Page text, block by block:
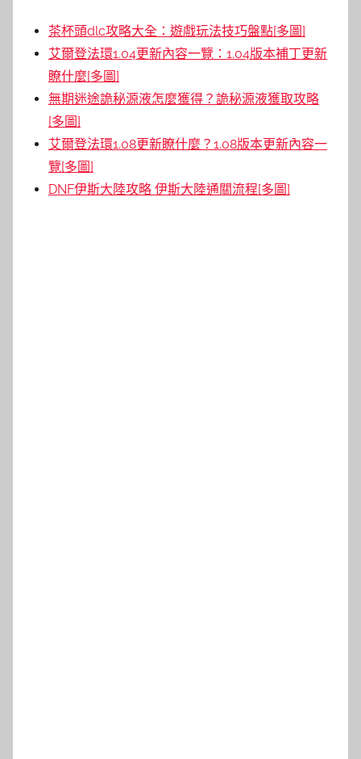
茶杯頭dlc攻略大全：遊戲玩法技巧盤點[多圖]
艾爾登法環1.04更新內容一覽：1.04版本補丁更新
瞭什麼[多圖]
無期迷途詭秘源液怎麼獲得？詭秘源液獲取攻略
[多圖]
艾爾登法環1.08更新瞭什麼？1.08版本更新內容一
覽[多圖]
DNF伊斯大陸攻略 伊斯大陸通關流程[多圖]